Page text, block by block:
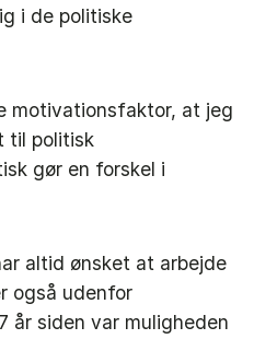
i de politiske
motivationsfaktor, at jeg
til politisk
gør en forskel i
altid ønsket at arbejde
også udenfor
år siden var muligheden